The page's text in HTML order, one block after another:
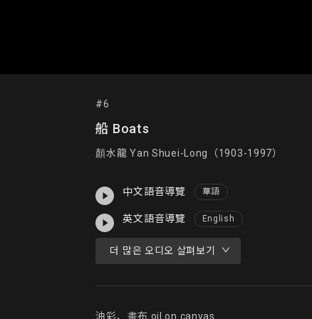
#6
船 Boats
顏水龍 Yan Shuei-Long（1903-1997）
中文語音導覽 華語
英文語音導覽 English
더 많은 오디오 살펴보기
油彩、畫布 oil on canvas